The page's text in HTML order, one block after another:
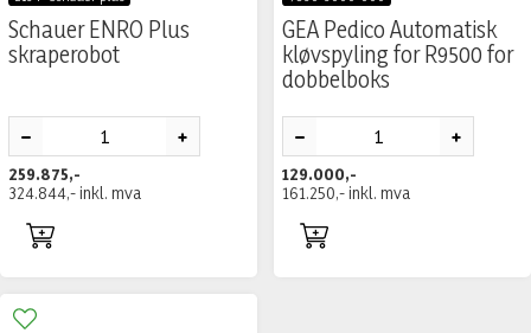
Schauer ENRO Plus
skraperobot
259.875,-
324.844,-inkl. mva
GEA Pedico Automatisk
kløvspyling for R9500 for
dobbelboks
129.000,-
161.250,-inkl. mva